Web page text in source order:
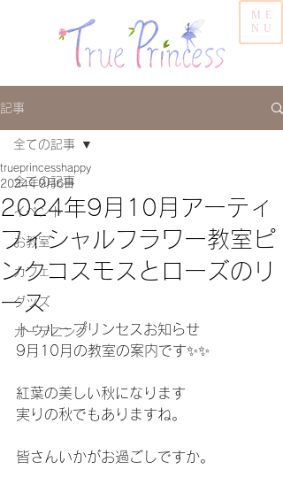
ME
NU
記事
全ての記事
イベント
お教室
カフェ
グッズ
ガーデニング
全ての記事
2024年9月10月アーティ
フィシャルフラワー教室ピ
ンクコスモスとローズのリ
ース
trueprincesshappy
2024年9月6日
トゥループリンセスお知らせ
9月10月の教室の案内です✨✨
紅葉の美しい秋になります
実りの秋でもありますね。
皆さんいかがお過ごしですか。